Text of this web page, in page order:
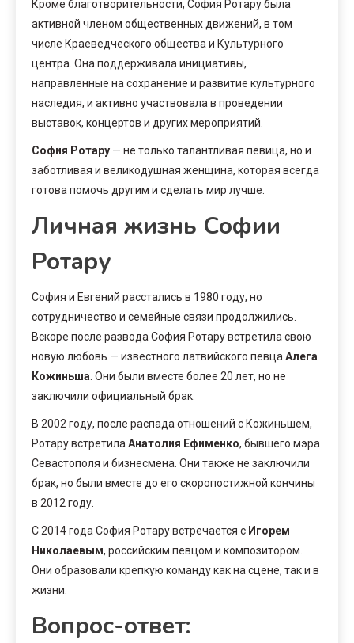
Кроме благотворительности, София Ротару была
активной членом общественных движений, в том
числе Краеведческого общества и Культурного
центра. Она поддерживала инициативы,
направленные на сохранение и развитие культурного
наследия, и активно участвовала в проведении
выставок, концертов и других мероприятий.
София Ротару — не только талантливая певица, но и
заботливая и великодушная женщина, которая всегда
готова помочь другим и сделать мир лучше.
Личная жизнь Софии
Ротару
София и Евгений расстались в 1980 году, но
сотрудничество и семейные связи продолжились.
Вскоре после развода София Ротару встретила свою
новую любовь — известного латвийского певца Алега
Кожиньша . Они были вместе более 20 лет, но не
заключили официальный брак.
В 2002 году, после распада отношений с Кожиньшем,
Ротару встретила Анатолия Ефименко, бывшего мэра
Севастополя и бизнесмена. Они также не заключили
брак, но были вместе до его скоропостижной кончины
в 2012 году.
С 2014 года София Ротару встречается с Игорем
Николаевым, российским певцом и композитором.
Они образовали крепкую команду как на сцене, так и в
жизни.
Вопрос-ответ: